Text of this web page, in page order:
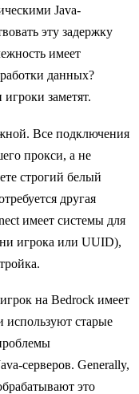
Java-
эту задержку
имеет
данных?
заметят.
Все подключения
прокси, а не
строгий белый
другая
имеет системы для
игрока или UUID),
на Bedrock имеет
старые
серверов. Generally,
это